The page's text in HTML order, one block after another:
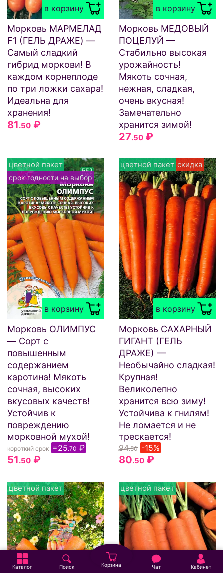
в корзину
Морковь МАРМЕЛАД
F1 (ГЕЛЬ ДРАЖЕ) —
Самый сладкий
гибрид моркови! В
каждом корнеплоде
по три ложки сахара!
Идеальна для
хранения!
81.50 ₽
в корзину
Морковь МЕДОВЫЙ
ПОЦЕЛУЙ —
Стабильно высокая
урожайность!
Мякоть сочная,
нежная, сладкая,
очень вкусная!
Замечательно
хранится зимой!
27.50 ₽
в корзину
цветной пакет
срок годности на выбор
Морковь ОЛИМПУС
— Сорт с
повышенным
содержанием
каротина! Мякоть
сочная, высоких
вкусовых качеств!
Устойчив к
повреждению
морковной мухой!
короткий срок =25.70 ₽
51.50 ₽
в корзину
цветной пакет скидка
Морковь САХАРНЫЙ
ГИГАНТ (ГЕЛЬ
ДРАЖЕ) —
Необычайно сладкая!
Крупная!
Великолепно
хранится всю зиму!
Устойчива к гнилям!
Не ломается и не
трескается!
94.50 -15%
80.50 ₽
цветной пакет цветной пакет
Каталог Поиск Корзина Чат Кабинет